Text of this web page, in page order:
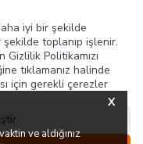
X
ve aldığınız
iyi bir şekilde
şekilde toplanıp işlenir.
Gizlilik Politikamızı
tıklamanız halinde
için gerekli çerezler